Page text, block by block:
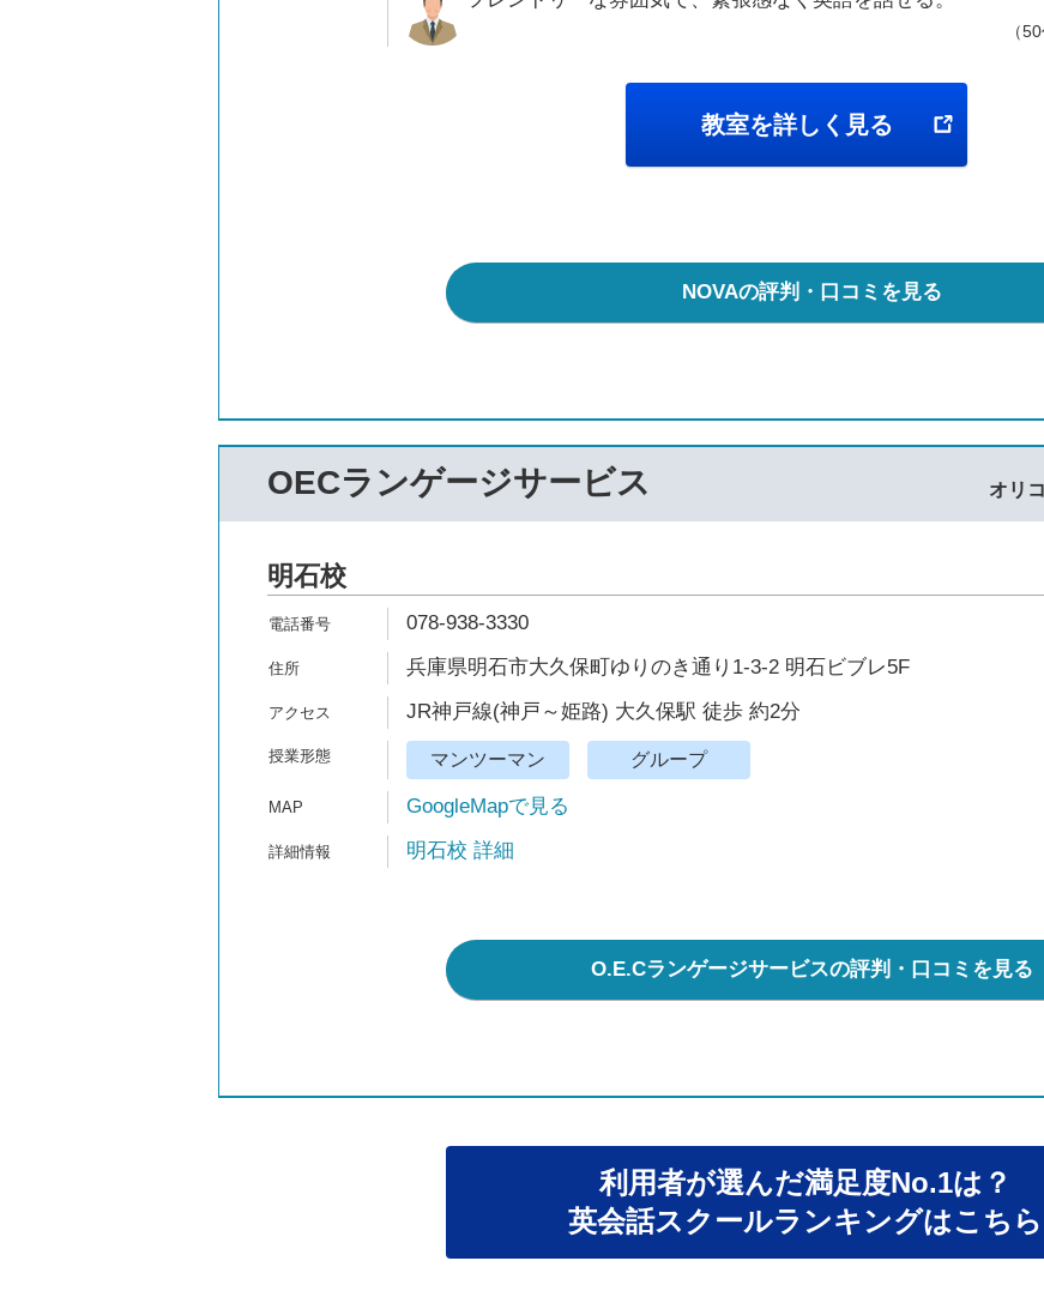
（
教室を詳しく見る
NOVAの評判・口コミを見る
OECランゲージサービス オリ
明石校
078-938-3330
兵庫県明石市大久保町ゆりのき通り1-3-2 明石ビブレ5F
JR神戸線(神戸～姫路) 大久保駅 徒歩 約2分
マンツーマン グループ
GoogleMapで見る
明石校 詳細
O.E.Cランゲージサービスの評判・口コミを見る
利用者が選んだ満足度No.1は？
英会話スクールランキングはこちら